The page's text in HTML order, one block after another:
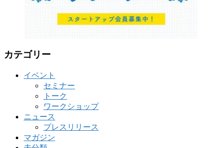
カテゴリー
イベント
セミナー
トーク
ワークショップ
ニュース
プレスリリース
マガジン